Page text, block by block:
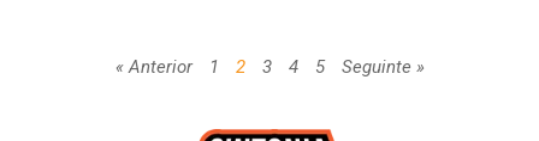
« Anterior 1 2 3 4 5 Seguinte »